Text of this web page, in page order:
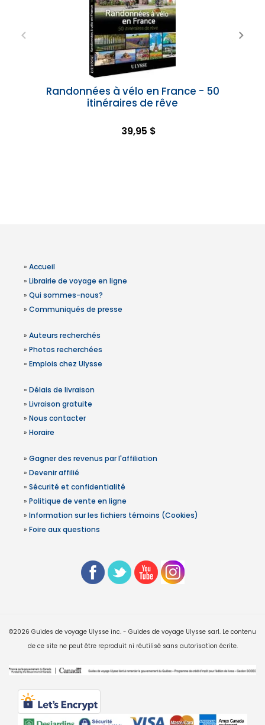
Randonnées à vélo en France - 50
itinéraires de rêve
39,95 $
» Accueil
» Librairie de voyage en ligne
» Qui sommes-nous?
» Communiqués de presse
» Auteurs recherchés
» Photos recherchées
» Emplois chez Ulysse
» Délais de livraison
» Livraison gratuite
» Nous contacter
» Horaire
» Gagner des revenus par l'affiliation
» Devenir affilié
» Sécurité et confidentialité
» Politique de vente en ligne
» Information sur les fichiers témoins (Cookies)
» Foire aux questions
©2026 Guides de voyage Ulysse inc. - Guides de voyage Ulysse sarl. Le contenu
de ce site ne peut être reproduit ni réutilisé sans autorisation écrite.